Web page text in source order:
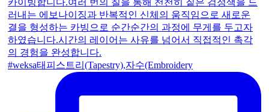
#weksa태피스트리(Tapestry),자수(Embroidery